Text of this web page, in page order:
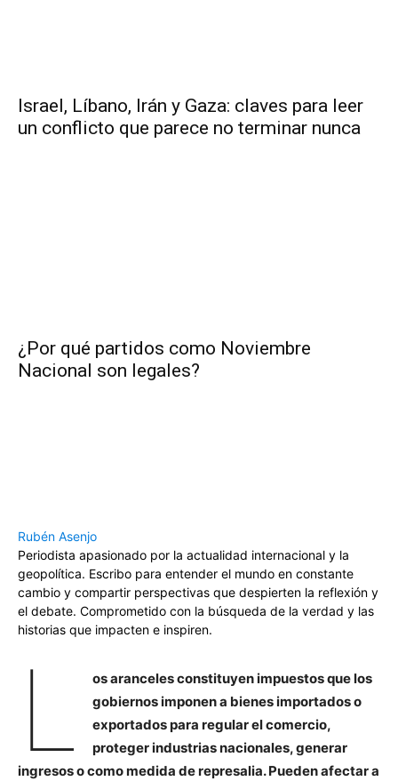
Israel, Líbano, Irán y Gaza: claves para leer
un conflicto que parece no terminar nunca
¿Por qué partidos como Noviembre
Nacional son legales?
Rubén Asenjo
Periodista apasionado por la actualidad internacional y la
geopolítica. Escribo para entender el mundo en constante
cambio y compartir perspectivas que despierten la reflexión y
el debate. Comprometido con la búsqueda de la verdad y las
historias que impacten e inspiren.
L
os aranceles constituyen impuestos que los
gobiernos imponen a bienes importados o
exportados para regular el comercio,
proteger industrias nacionales, generar
ingresos o como medida de represalia. Pueden afectar a